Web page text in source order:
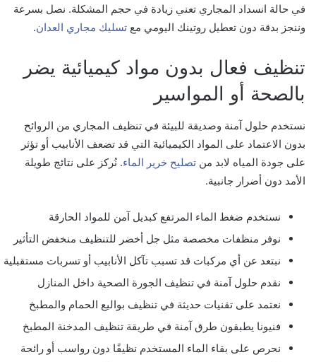
في حالة انسداد المجاري تعني زيادة في حجم المشكلة. نصل بسرعة
وننجز بدقة دون تعطيل روتينك اليومي مع تسليك مجاري العدان.
تنظيف فعال بدون مواد كيميائية يضر
بالصحة أو المواسير
نستخدم حلول آمنة وصديقة للبيئة في تنظيف المجاري من الروائح
بدون الاعتماد على المواد الكيميائية التي قد تضعف الأنابيب أو تؤثر
على جودة المياه لابد من تصليح خرير الماء. نُركز على نتائج طويلة
الأمد دون أضرار جانبية.
نستخدم ضغط الماء المرتفع كبديل آمن للمواد الحارقة
نوفر منظفات مخصصة مثل جل أخضر للتنظيف منخفض التأثير
نبتعد عن أي مركبات قد تسبب تآكل الأنابيب أو تسربات مستقبلية
نقدم حلول آمنة في تنظيف الجورة الصحية داخل المنازل
نعتمد على تقنيات حديثة في تنظيف بواليع الحمام والمطبخ
فنيونا يطبقون طرق آمنة في طريقة تنظيف المدخنة المطبخ
نحرص على بقاء الماء المستخدم نظيفًا دون رواسب أو رائحة